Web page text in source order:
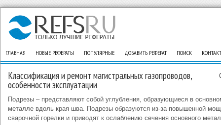
ГЛАВНАЯ НОВЫЕ РЕФЕРАТЫ ПОПУЛЯРНЫЕ ДОБАВИТЬ РЕФЕРАТ ПОИСК
Классификация и ремонт магистральных газопроводов,
особенности эксплуатации
Подрезы – представляют собой углубления, образующиеся в
металле вдоль края шва. Подрезы образуются из-за повышенной
сварочной горелки и приводят к ослаблению сечения основного